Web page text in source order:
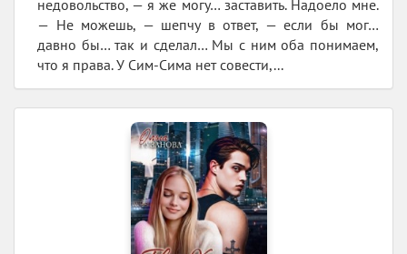
недовольство, — я же могу… заставить. Надоело мне.
— Не можешь, — шепчу в ответ, — если бы мог…
давно бы… так и сделал… Мы с ним оба понимаем,
что я права. У Сим-Сима нет совести,...